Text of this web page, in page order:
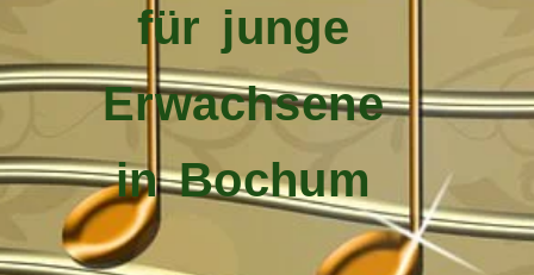
für junge
Erwachsene
in Bochum